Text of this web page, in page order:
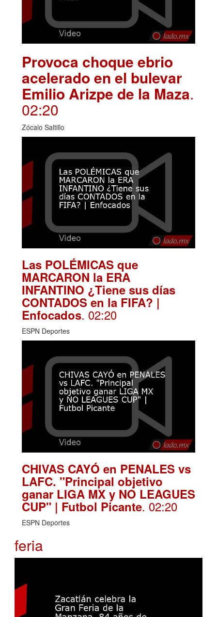
Provoca choque ebrio
acelerado en el bulevar
Emilio Arizpe de la Maza.
02:20
Zócalo Saltillo
Las POLÉMICAS que
MARCARON la ERA
INFANTINO ¿Tiene sus días
CONTADOS en la FIFA? |
Enfocados. 02:20
ESPN Deportes
CHIVAS CAYÓ en PENALES vs
LAFC. "Principal objetivo
ganar LIGA MX y NO LEAGUES
CUP" | Futbol Picante. 02:20
ESPN Deportes
feria